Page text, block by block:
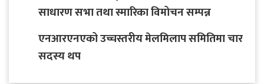
साधारण सभा तथा स्मारिका विमोचन सम्पन्न
एनआरएनएको उच्चस्तरीय मेलमिलाप समितिमा चार
सदस्य थप